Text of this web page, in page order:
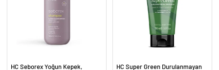
HC Seborex Yoğun Kepek,
HC Super Green Durulanmayan